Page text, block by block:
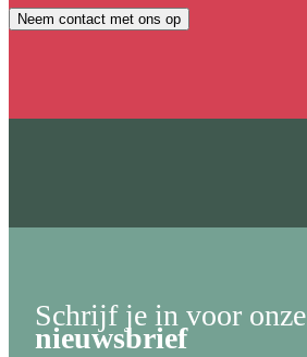
Neem contact met ons op
Schrijf je in voor onze
nieuwsbrief